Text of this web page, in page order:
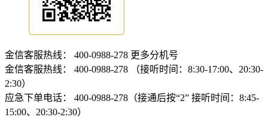
金信客服热线： 400-0988-278 更多分机号
金信客服热线：
400-0988-278 （接听时间：8:30-17:00、20:30-
2:30）
应急下单电话：
400-0988-278（接通后按“2” 接听时间：8:45-
15:00、20:30-2:30）